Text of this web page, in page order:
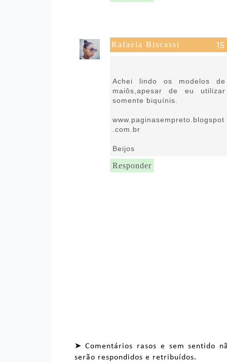
Rafaela Biscassi
Achei lindo os modelos de
maiôs,apesar de eu utilizar
somente biquínis.
www.paginasempreto.blogspot
.com.br
Beijos
Responder
➤ Comentários rasos e sem sentido
serão respondidos e retribuídos.